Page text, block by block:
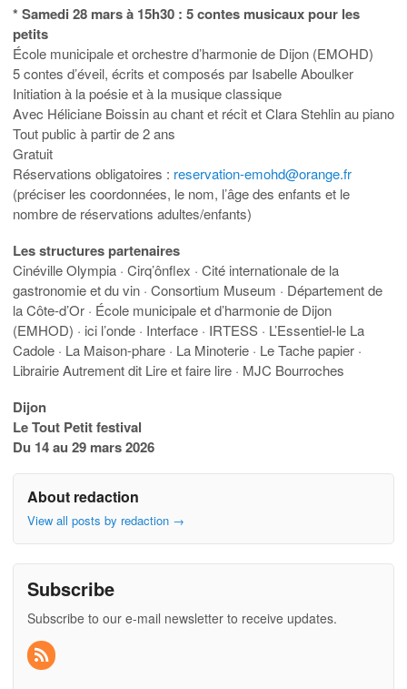
* Samedi 28 mars à 15h30 : 5 contes musicaux pour les
petits
École municipale et orchestre d’harmonie de Dijon (EMOHD)
5 contes d’éveil, écrits et composés par Isabelle Aboulker
Initiation à la poésie et à la musique classique
Avec Héliciane Boissin au chant et récit et Clara Stehlin au piano
Tout public à partir de 2 ans
Gratuit
Réservations obligatoires : reservation-emohd@orange.fr
(préciser les coordonnées, le nom, l’âge des enfants et le
nombre de réservations adultes/enfants)
Les structures partenaires
Cinéville Olympia · Cirq’ônflex · Cité internationale de la
gastronomie et du vin · Consortium Museum · Département de
la Côte-d’Or · École municipale et d’harmonie de Dijon
(EMHOD) · ici l’onde · Interface · IRTESS · L’Essentiel-le La
Cadole · La Maison-phare · La Minoterie · Le Tache papier ·
Librairie Autrement dit Lire et faire lire · MJC Bourroches
Dijon
Le Tout Petit festival
Du 14 au 29 mars 2026
About redaction
View all posts by redaction →
Subscribe
Subscribe to our e-mail newsletter to receive updates.